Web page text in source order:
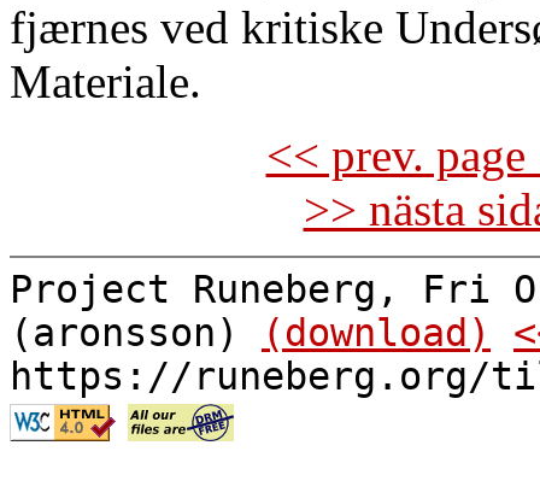
fjærnes ved kritiske
Materiale.
<< prev.
>> nästa
Project Runeberg, Fri
(aronsson)
(download)
https://runeberg.org/